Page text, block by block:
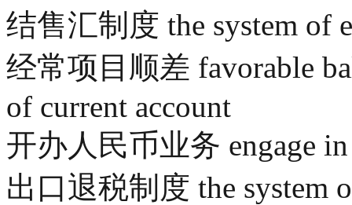
结售汇制度 the system of
经常项目顺差 favorable
of current account
开办人民币业务 engage
出口退税制度 the system